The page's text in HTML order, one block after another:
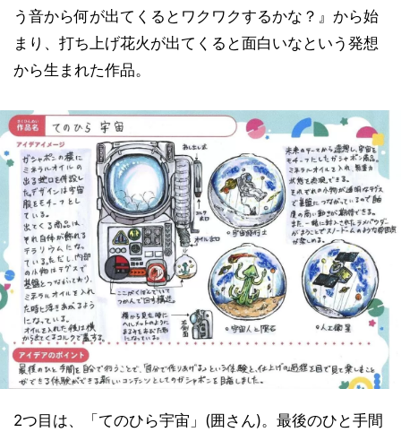
う音から何が出てくるとワクワクするかな？』から始
まり、打ち上げ花火が出てくると面白いなという発想
から生まれた作品。
2つ目は、「てのひら宇宙」(囲さん)。最後のひと手間